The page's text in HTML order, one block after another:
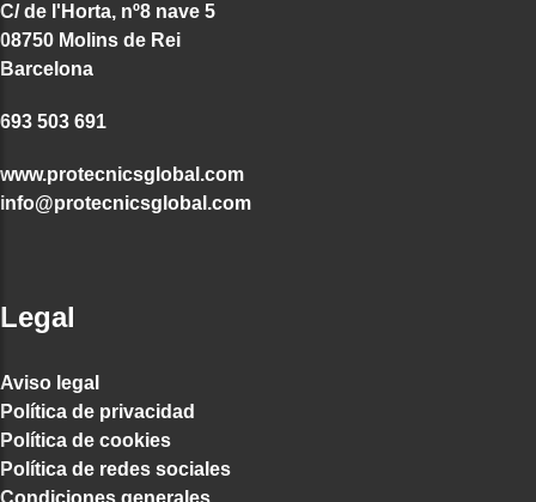
C/ de l'Horta, nº8 nave 5
08750 Molins de Rei
Barcelona
693 503 691
www.protecnicsglobal.com
info@protecnicsglobal.com
Legal
Aviso legal
Política de privacidad
Política de cookies
Política de redes sociales
Condiciones generales